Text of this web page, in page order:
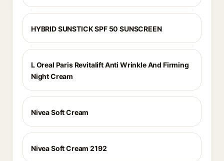
HYBRID SUNSTICK SPF 50 SUNSCREEN
L Oreal Paris Revitalift Anti Wrinkle And Firming
Night Cream
Nivea Soft Cream
Nivea Soft Cream 2192